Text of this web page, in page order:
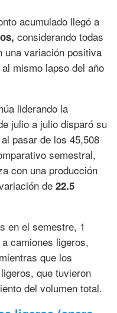
acumulado llegó a
considerando todas
una variación positiva
mismo lapso del año
liderando la
julio a julio disparó su
al pasar de los 45,508
semestral,
con una producción
de 22.5
en el semestre, 1
camiones ligeros,
que los
que tuvieron
del volumen total.